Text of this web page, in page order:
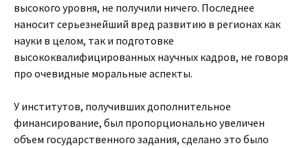
высокого уровня, не получили ничего. Последнее
наносит серьезнейший вред развитию в регионах как
науки в целом, так и подготовке
высококвалифицированных научных кадров, не говоря
про очевидные моральные аспекты.
У институтов, получивших дополнительное
финансирование, был пропорционально увеличен
объем государственного задания, сделано это было